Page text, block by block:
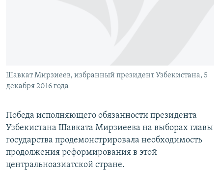
Все сайты RFE/RL
Шавкат Мирзиеев, избранный президент Узбекистана, 5
декабря 2016 года
Победа исполняющего обязанности президента
Узбекистана Шавката Мирзиеева на выборах главы
государства продемонстрировала необходимость
продолжения реформирования в этой
центральноазиатской стране.